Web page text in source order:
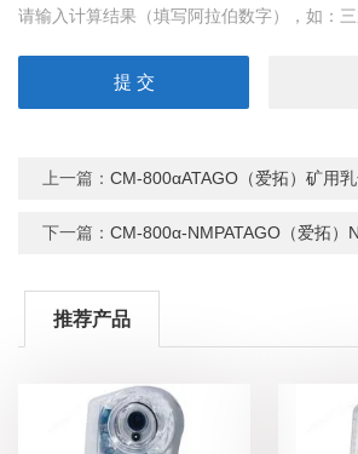
请输入计算结果（填写阿拉伯数字），如：
上一篇：CM-800αATAGO（爱拓）矿用
下一篇：CM-800α-NMPATAGO（爱拓）
推荐产品